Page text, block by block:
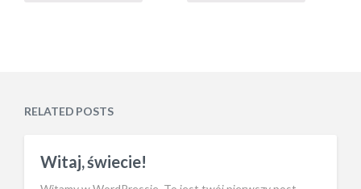
RELATED POSTS
Witaj, świecie!